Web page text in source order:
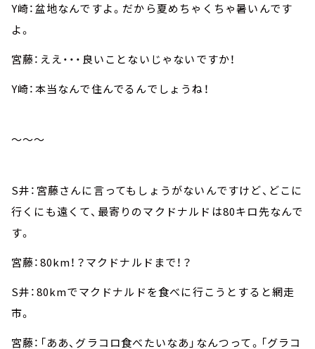
Y崎：盆地なんですよ。だから夏めちゃくちゃ暑いんです
よ。
宮藤：ええ・・・良いことないじゃないですか！
Y崎：本当なんで住んでるんでしょうね！
～～～
S井：宮藤さんに言ってもしょうがないんですけど、どこに
行くにも遠くて、最寄りのマクドナルドは80キロ先なんで
す。
宮藤：80km！？マクドナルドまで！？
S井：80kmでマクドナルドを食べに行こうとすると網走
市。
宮藤：「ああ、グラコロ食べたいなあ」なんつって。「グラコ